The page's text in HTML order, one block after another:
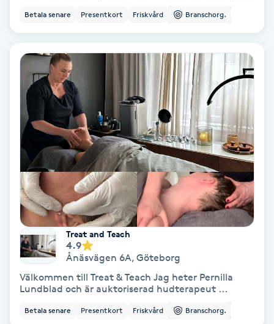
Meditation
Medium
Megavolymfransar
Melasma
Mesoterapi
MicroPen
Microshading
Mixfransar
Betala senare Presentkort Friskvård Branschorg.
Treat and Teach
4.9
Ånäsvägen 6A, Göteborg
Välkommen till Treat & Teach Jag heter Pernilla
Lundblad och är auktoriserad hudterapeut ...
Betala senare Presentkort Friskvård Branschorg.